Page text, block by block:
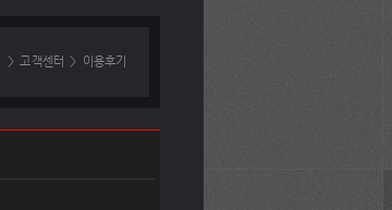
> 고객센터 > 이용후기